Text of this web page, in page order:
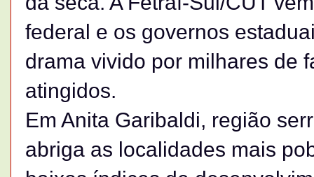
federal e os governos
drama vivido por milhares de
atingidos.
Em Anita Garibaldi, região
abriga as localidades mais